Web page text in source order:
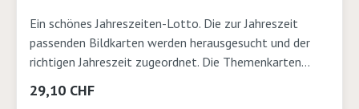
Ein schönes Jahreszeiten-Lotto. Die zur Jahreszeit
passenden Bildkarten werden herausgesucht und der
richtigen Jahreszeit zugeordnet. Die Themenkarten
anderen Jahreszeit. Dabei lernen die Kinder Merkmale
Regulärer Preis:
29,10 CHF